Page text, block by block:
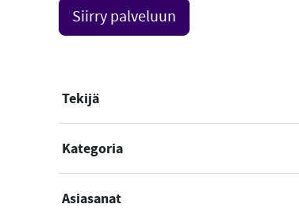
Siirry palveluun
Tekijä
Kategoria
Asiasanat